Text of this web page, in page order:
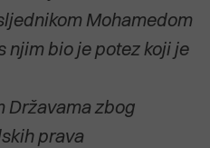
Mohamedom
njim bio je potez koji je
Državama zbog
prava